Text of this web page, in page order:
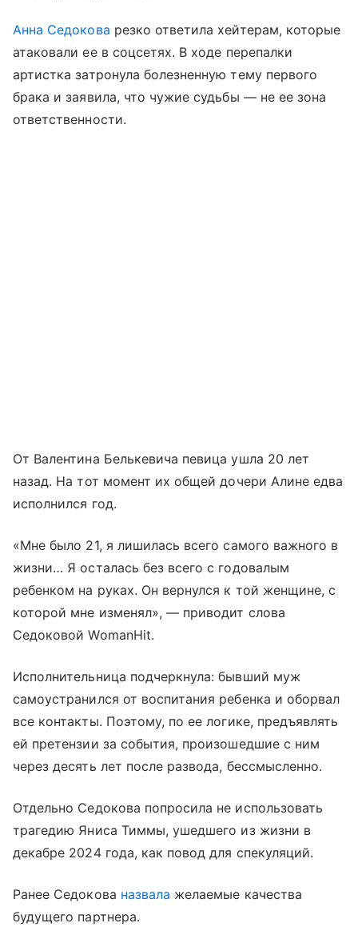
Анна Седокова резко ответила хейтерам, которые
атаковали ее в соцсетях. В ходе перепалки
артистка затронула болезненную тему первого
брака и заявила, что чужие судьбы — не ее зона
ответственности.
От Валентина Белькевича певица ушла 20 лет
назад. На тот момент их общей дочери Алине едва
исполнился год.
«Мне было 21, я лишилась всего самого важного в
жизни… Я осталась без всего с годовалым
ребенком на руках. Он вернулся к той женщине, с
которой мне изменял», — приводит слова
Седоковой WomanHit.
Исполнительница подчеркнула: бывший муж
самоустранился от воспитания ребенка и оборвал
все контакты. Поэтому, по ее логике, предъявлять
ей претензии за события, произошедшие с ним
через десять лет после развода, бессмысленно.
Отдельно Седокова попросила не использовать
трагедию Яниса Тиммы, ушедшего из жизни в
декабре 2024 года, как повод для спекуляций.
Ранее Седокова назвала желаемые качества
будущего партнера.